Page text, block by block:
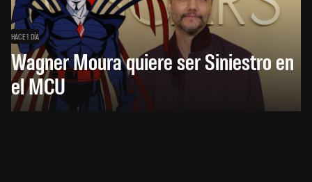
HACE 1 DÍA
Wagner Moura quiere ser Siniestro en
el MCU